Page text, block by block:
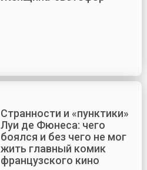
Странности и «пунктики»
Луи де Фюнеса: чего
боялся и без чего не мог
жить главный комик
французского кино